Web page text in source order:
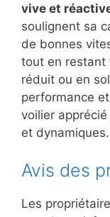
vive et
soulignent sa
de bonnes
tout en restant
réduit ou en
performance
voilier
et dynamiques.
Avis des
Les